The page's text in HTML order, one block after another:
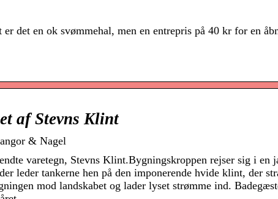
det en ok svømmehal, men en entrepris på 40 kr for en
af Stevns Klint
& Nagel
varetegn, Stevns Klint.Bygningskroppen rejser sig i en
leder tankerne hen på den imponerende hvide klint, der
mod landskabet og lader lyset strømme ind.